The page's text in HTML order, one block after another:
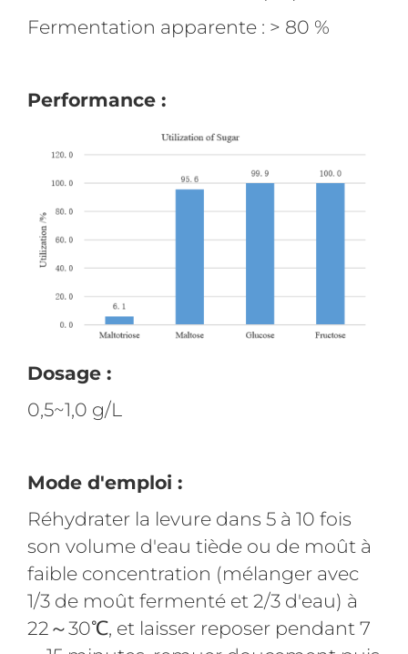
Fermentation apparente : > 80 %
Performance :
Dosage :
0,5~1,0 g/L
Mode d'emploi :
Réhydrater la levure dans 5 à 10 fois
son volume d'eau tiède ou de moût à
faible concentration (mélanger avec
1/3 de moût fermenté et 2/3 d'eau) à
22～30℃, et laisser reposer pendant 7